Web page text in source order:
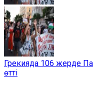
Грекияда 106 жерде
өтті